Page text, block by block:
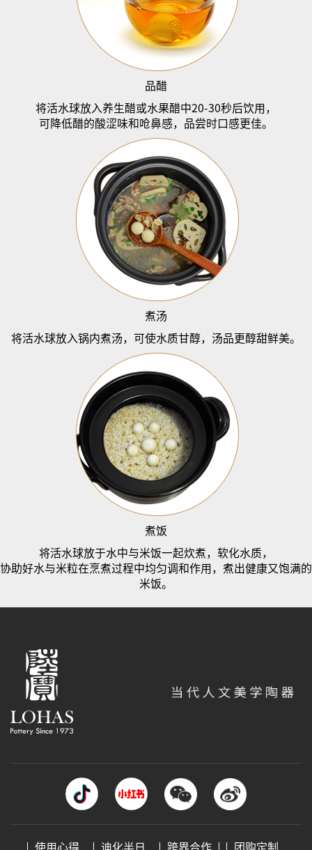
品醋
将活水球放入养生醋或水果醋中20-30秒后饮用，
可降低醋的酸涩味和呛鼻感，品尝时口感更佳。
煮汤
将活水球放入锅内煮汤，可使水质甘醇，汤品更醇甜鲜美。
煮饭
将活水球放于水中与米饭一起炊煮，软化水质，
协助好水与米粒在烹煮过程中均匀调和作用，煮出健康又饱满的
米饭。
使用心得 迪化半日 跨界合作 团购定制